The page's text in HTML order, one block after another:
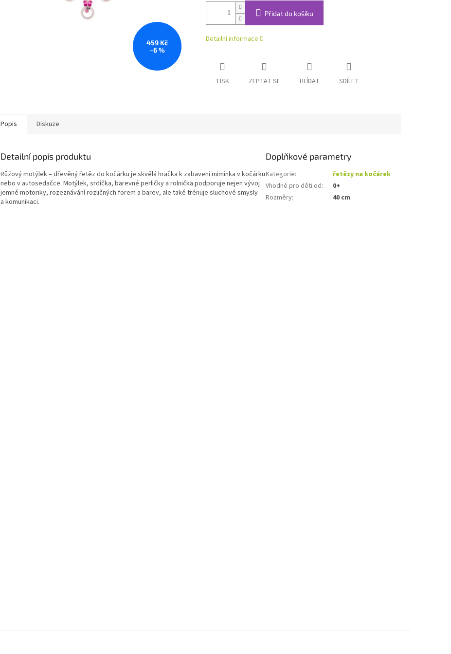
459 Kč
–6 %
Přidat do košíku
Detailní informace
TISK ZEPTAT SE HLÍDAT SDÍLET
Popis Diskuze
Detailní popis produktu
Růžový motýlek – dřevěný řetěz do kočárku je skvělá hračka k zabavení miminka v kočárku
nebo v autosedačce. Motýlek, srdíčka, barevné perličky a rolnička podporuje nejen vývoj
jemné motoriky, rozeznávání rozličných forem a barev, ale také trénuje sluchové smysly
a komunikaci.
Doplňkové parametry
Kategorie:
řetězy na kočárek
Vhodné pro děti od:
0+
Rozměry: 40 cm